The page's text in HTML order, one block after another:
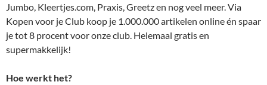
Jumbo, Kleertjes.com, Praxis, Greetz en nog veel meer. Via
Kopen voor je Club koop je 1.000.000 artikelen online én spaar
je tot 8 procent voor onze club. Helemaal gratis en
supermakkelijk!
Hoe werkt het?